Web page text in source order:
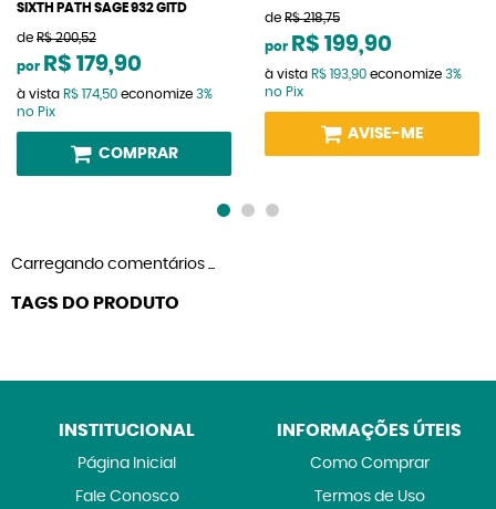
SIXTH PATH SAGE 932 GITD
de R$ 200,52
por R$ 179,90
à vista R$ 174,50 economize 3%
no Pix
COMPRAR
de R$ 218,75
por R$ 199,90
à vista R$ 193,90 economize 3%
no Pix
AVISE-ME
Carregando comentários ...
TAGS DO PRODUTO
INSTITUCIONAL
Página Inicial
Fale Conosco
INFORMAÇÕES ÚTEIS
Como Comprar
Termos de Uso